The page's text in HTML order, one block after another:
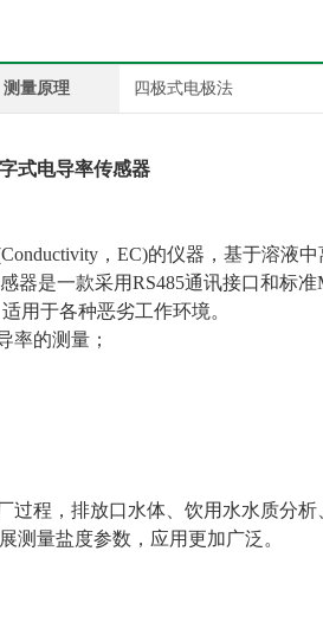
测量原理 四极式电极法
式电导率传感器
， EC)的仪器，基于溶液中
器是一款采用RS485通讯接口和标准
用于各种恶劣工作环境。
率的测量；
程，排放口水体、饮用水水质分析
测量盐度参数，应用更加广泛。